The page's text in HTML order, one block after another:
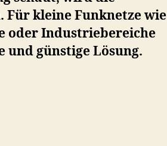
Für kleine Funknetze wie
oder Industriebereiche
und günstige Lösung.